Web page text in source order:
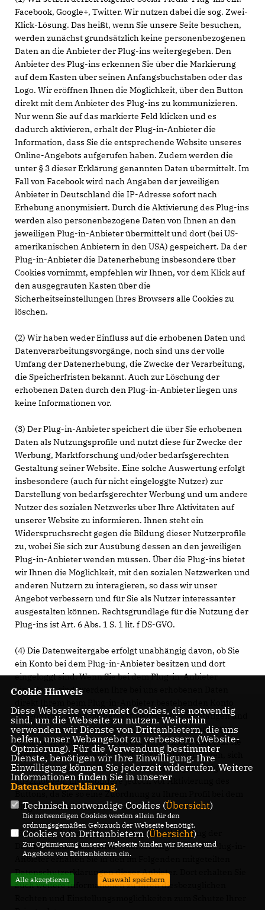
Facebook, Google+, Twitter. Wir nutzen dabei die sog. Zwei-
Klick-Lösung. Das heißt, wenn Sie unsere Seite besuchen,
werden zunächst grundsätzlich keine personenbezogenen
Daten an die Anbieter der Plug-ins weitergegeben. Den
Anbieter des Plug-ins erkennen Sie über die Markierung
auf dem Kasten über seinen Anfangsbuchstaben oder das
Logo. Wir eröffnen Ihnen die Möglichkeit, über den Button
direkt mit dem Anbieter des Plug-ins zu kommunizieren.
Nur wenn Sie auf das markierte Feld klicken und es
dadurch aktivieren, erhält der Plug-in-Anbieter die
Information, dass Sie die entsprechende Website unseres
Online-Angebots aufgerufen haben. Zudem werden die
unter § 3 dieser Erklärung genannten Daten übermittelt. Im
Fall von Facebook wird nach Angaben der jeweiligen
Anbieter in Deutschland die IP-Adresse sofort nach
Erhebung anonymisiert. Durch die Aktivierung des Plug-ins
werden also personenbezogene Daten von Ihnen an den
jeweiligen Plug-in-Anbieter übermittelt und dort (bei US-
amerikanischen Anbietern in den USA) gespeichert. Da der
Plug-in-Anbieter die Datenerhebung insbesondere über
Cookies vornimmt, empfehlen wir Ihnen, vor dem Klick auf
den ausgegrauten Kasten über die
Sicherheitseinstellungen Ihres Browsers alle Cookies zu
löschen.
(2) Wir haben weder Einfluss auf die erhobenen Daten und
Datenverarbeitungsvorgänge, noch sind uns der volle
Umfang der Datenerhebung, die Zwecke der Verarbeitung,
die Speicherfristen bekannt. Auch zur Löschung der
erhobenen Daten durch den Plug-in-Anbieter liegen uns
keine Informationen vor.
(3) Der Plug-in-Anbieter speichert die über Sie erhobenen
Daten als Nutzungsprofile und nutzt diese für Zwecke der
Werbung, Marktforschung und/oder bedarfsgerechten
Gestaltung seiner Website. Eine solche Auswertung erfolgt
insbesondere (auch für nicht eingeloggte Nutzer) zur
Darstellung von bedarfsgerechter Werbung und um andere
Nutzer des sozialen Netzwerks über Ihre Aktivitäten auf
unserer Website zu informieren. Ihnen steht ein
Widerspruchsrecht gegen die Bildung dieser Nutzerprofile
zu, wobei Sie sich zur Ausübung dessen an den jeweiligen
Plug-in-Anbieter wenden müssen. Über die Plug-ins bietet
wir Ihnen die Möglichkeit, mit den sozialen Netzwerken und
anderen Nutzern zu interagieren, so dass wir unser
Angebot verbessern und für Sie als Nutzer interessanter
ausgestalten können. Rechtsgrundlage für die Nutzung der
Plug-ins ist Art. 6 Abs. 1 S. 1 lit. f DS-GVO.
(4) Die Datenweitergabe erfolgt unabhängig davon, ob Sie
ein Konto bei dem Plug-in-Anbieter besitzen und dort
eingeloggt sind. Wenn Sie bei dem Plug-in-Anbieter
eingeloggt sind, werden Ihre bei uns erhobenen Daten
zugeordnet. Wenn Sie den aktivierten Button betätigen und
z. B. die Seite verlinken, speichert der Plug-in-Anbieter
auch diese Information in Ihrem Nutzerkonto und teilt sie
Ihren Kontakten öffentlich mit. Wir empfehlen Ihnen, sich
nach Nutzung eines sozialen Netzwerks regelmäßig
auszuloggen, insbesondere jedoch vor Aktivierung des
Buttons, da Sie so eine Zuordnung zu Ihrem Profil bei dem
Plug-in-Anbieter vermeiden können.
(5) Weitere Informationen zu Zweck und Umfang der
Datenerhebung und ihrer Verarbeitung durch den Plug-in-
Anbieter erhalten Sie in den im Folgenden mitgeteilten
Datenschutzerklärungen dieser Anbieter. Dort erhalten Sie
auch weitere Informationen zu Ihren diesbezüglichen
Cookie Hinweis
Diese Webseite verwendet Cookies, die notwendig
sind, um die Webseite zu nutzen. Weiterhin
verwenden wir Dienste von Drittanbietern, die uns
helfen, unser Webangebot zu verbessern (Website-
Optmierung). Für die Verwendung bestimmter
Dienste, benötigen wir Ihre Einwilligung. Ihre
Einwilligung können Sie jederzeit widerrufen. Weitere
Informationen finden Sie in unserer
Datenschutzerklärung.
Technisch notwendige Cookies (Übersicht)
Die notwendigen Cookies werden allein für den
ordnungsgemäßen Gebrauch der Webseite benötigt.
Cookies von Drittanbietern (Übersicht)
Zur Optimierung unserer Webseite binden wir Dienste und
Angebote von Drittanbietern ein.
Alle akzeptieren Auswahl speichern